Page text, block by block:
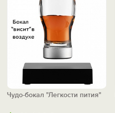
Чудо-бокал "Легкости пития"